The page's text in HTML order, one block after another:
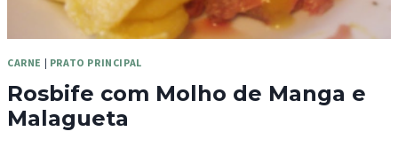
CARNE | PRATO PRINCIPAL
Rosbife com Molho de Manga e
Malagueta